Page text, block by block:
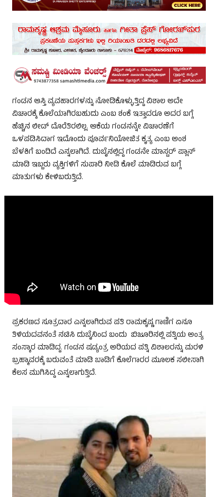
ಗಂಡನ ಆಸ್ತಿ ವ್ಯವಹಾರಗಳನ್ನು ನೋಡಿಕೊಳ್ಳುತ್ತಿದ್ದ ವಿಶಾಲ ಅದೇ
ವಿಚಾರಕ್ಕೆ ಕೊಲೆಯಾಗಿರಬಹುದು ಎಂಬ ಶಂಕೆ ಇತ್ತಾದರೂ ಅದರ ಬಗ್ಗೆ
ಹೆಚ್ಚಿನ ಲೀಡ್ ದೊರೆತಿರಲಿಲ್ಲ. ಆಕೆಯ ಗಂಡನನ್ನೇ ವಿಚಾರಣೆಗೆ
ಒಳಪಡಿಸಿದಾಗ ಇದೊಂದು ಪೂರ್ವನಿಯೋಜಿತ ಕೃತ್ಯ ಎಂಬ ಅಂಶ
ಬೆಳಕಿಗೆ ಬಂದಿದೆ ಎನ್ನಲಾಗಿದೆ. ದುಬೈನಲ್ಲಿದ್ದ ಗಂಡನೇ ಮಾಸ್ಟರ್ ಪ್ಲಾನ್
ಮಾಡಿ ಇಬ್ಬರು ವ್ಯಕ್ತಿಗಳಿಗೆ ಸುಪಾರಿ ನೀಡಿ ಕೊಲೆ ಮಾಡಿರುವ ಬಗ್ಗೆ
ಮಾತುಗಳು ಕೇಳಿಬರುತ್ತಿದೆ.
ಪ್ರಕರಣದ ಸೂತ್ರದಾರ ಎನ್ನಲಾಗಿರುವ ಪತಿ ರಾಮಕೃಷ್ಣ ಗಾಣಿಗ ಏನೂ
ತಿಳಿಯದವನಂತೆ ನಟಿಸಿ ದುಬೈನಿಂದ ಬಂದು ಬಿಜೂರಿನಲ್ಲಿ ಪತ್ನಿಯ ಅಂತ್ಯ
ಸಂಸ್ಕಾರ ಮಾಡಿದ್ದ. ಗಂಡನ ಷಡ್ಯಂತ್ರ ಅರಿಯದ ಪತ್ನಿ ವಿಶಾಲರನ್ನು ಮರಳಿ
ಬ್ರಹ್ಮಾವರಕ್ಕೆ ಬರುವಂತೆ ಮಾಡಿ ಬಾಡಿಗೆ ಕೊಲೆಗಾರರ ಮೂಲಕ ಸಲೀಸಾಗಿ
ಕೆಲಸ ಮುಗಿಸಿದ್ದ ಎನ್ನಲಾಗುತ್ತಿದೆ.